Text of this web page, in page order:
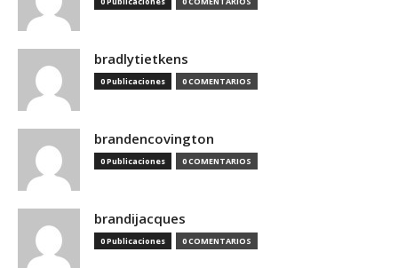
bradlytietkens
0 Publicaciones 0 COMENTARIOS
brandencovington
0 Publicaciones 0 COMENTARIOS
brandijacques
0 Publicaciones 0 COMENTARIOS